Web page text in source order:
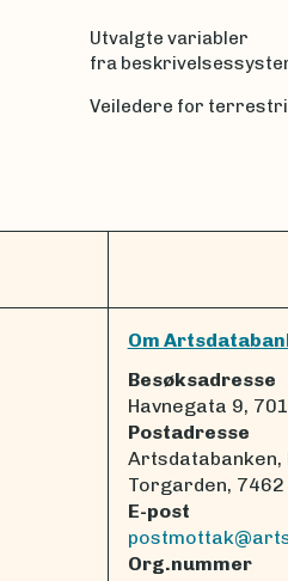
Utvalgte variabler
fra
Veiledere for
Om
Besøksadresse
Havnegata 9,
Postadresse
Artsdatabanken,
Torgarden, 7462
E-post
Org.nummer